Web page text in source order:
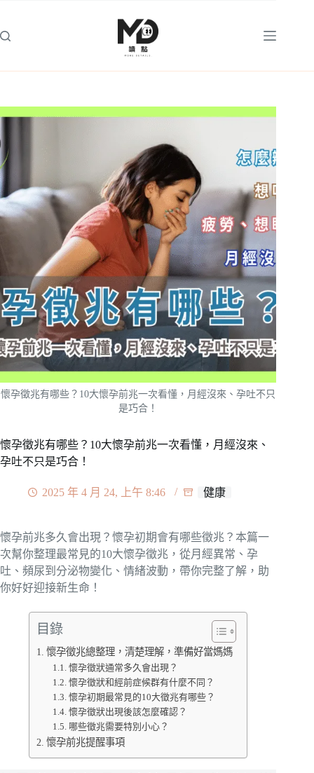
主
懷孕徵兆有哪些？10大懷孕前兆一次看懂，月經沒來、孕吐不只
是巧合！
懷孕徵兆有哪些？10大懷孕前兆一次看懂，月經沒來、
孕吐不只是巧合！
2025 年 4 月 24, 上午 8:46 健康
懷孕前兆多久會出現？懷孕初期會有哪些徵兆？本篇一
次幫你整理最常見的10大懷孕徵兆，從月經異常、孕
吐、頻尿到分泌物變化、情緒波動，帶你完整了解，助
你好好迎接新生命！
目錄
懷孕徵兆總整理，清楚理解，準備好當媽媽
懷孕徵狀通常多久會出現？
懷孕徵狀和經前症候群有什麼不同？
懷孕初期最常見的10大徵兆有哪些？
懷孕徵狀出現後該怎麼確認？
哪些徵兆需要特別小心？
懷孕前兆提醒事項